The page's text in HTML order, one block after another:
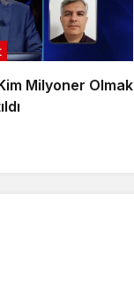
Milyoner Olmak